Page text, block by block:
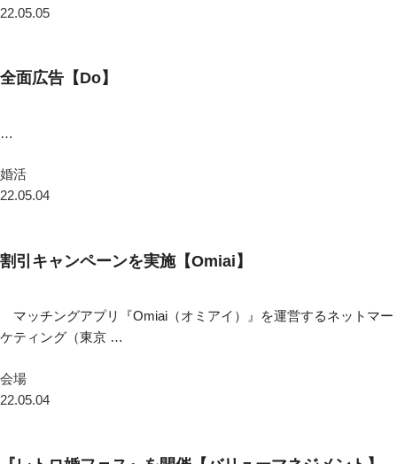
22.05.05
全面広告【Do】
…
婚活
22.05.04
割引キャンペーンを実施【Omiai】
マッチングアプリ『Omiai（オミアイ）』を運営するネットマー
ケティング（東京 …
会場
22.05.04